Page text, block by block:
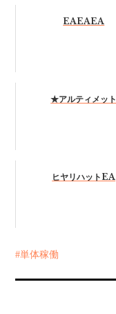
EAEAEA
★アルティメット
ヒヤリハットEA
単体稼働